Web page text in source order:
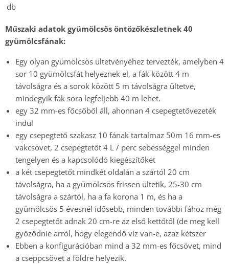
db
Műszaki adatok gyümölcsös öntözőkészletnek 40
gyümölcsfának:
Egy olyan gyümölcsös ültetvényéhez tervezték, amelyben 4
sor 10 gyümölcsfát helyeznek el, a fák között 4 m
távolságra és a sorok között 5 m távolságra ültetve,
mindegyik fák sora legfeljebb 40 m lehet.
egy 32 mm-es főcsőből áll, ahonnan 4 csepegtetővezeték
indul
egy csepegtető szakasz 10 fának tartalmaz 50m 16 mm-es
vakcsövet, 2 csepegtetőt 4 L / perc sebességgel minden
tengelyen és a kapcsolódó kiegészítőket
a két csepegtetőt mindkét oldalán a szártól 20 cm
távolságra, ha a gyümölcsös frissen ültetik, 25-30 cm
távolságra a szártól, ha a fa korona 1 m, és ha a
gyümölcsös 5 évesnél idősebb, minden további fához még
2 csepegtetőt adnak 20 cm-re az első kettőtől (de meg kell
győződnie arról, hogy elegendő víz van-e, azaz kétszer
Ebben a konfigurációban mind a 32 mm-es főcsövet, mind
a cseppcsövet a földre helyezik.